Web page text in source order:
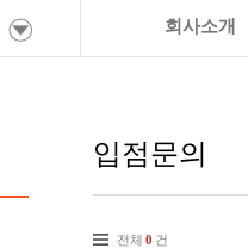
회사소개
입점문의
전체 0 건